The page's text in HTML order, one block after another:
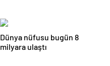
Dünya nüfusu bugün 8
milyara ulaştı